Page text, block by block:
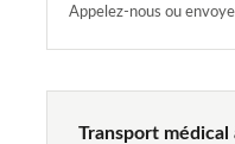
Appelez-nous ou
Transport